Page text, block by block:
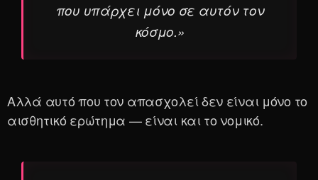
που υπάρχει μόνο σε αυτόν τον
κόσμο.»
Αλλά αυτό που τον απασχολεί δεν είναι μόνο το
αισθητικό ερώτημα — είναι και το νομικό.